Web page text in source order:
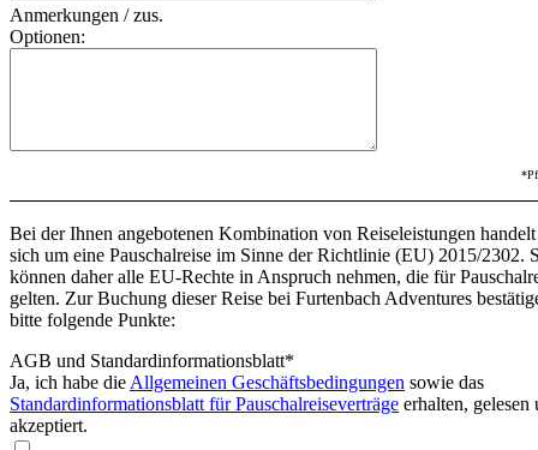
Anmerkungen / zus.
Optionen:
Bei der Ihnen angebotenen Kombination von Reiseleistungen handelt
sich um eine Pauschalreise im Sinne der Richtlinie (EU) 2015/2302.
können daher alle EU-Rechte in Anspruch nehmen, die für
gelten. Zur Buchung dieser Reise bei Furtenbach Adventures
bitte folgende Punkte:
AGB und Standardinformationsblatt*
Ja, ich habe die Allgemeinen Geschäftsbedingungen sowie das
Standardinformationsblatt für Pauschalreiseverträge erhalten, gelesen
akzeptiert.